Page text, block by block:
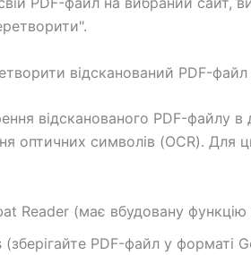
відсканований PDF-
відсканованого PDF-файлу в
оптичних символів (OCR). Для
Reader (має вбудовану функцію
PDF-файл у форматі